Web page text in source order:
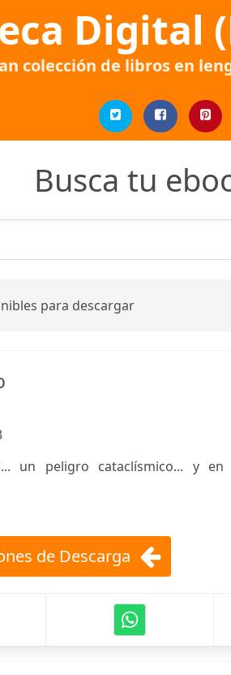
Digital
colección de libros en
Busca tu
para descargar
un peligro cataclísmico... y
de Descarga